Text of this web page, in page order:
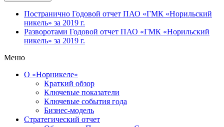
Постранично Годовой отчет ПАО «ГМК «Норильский
никель» за 2019 г.
Разворотами Годовой отчет ПАО «ГМК «Норильский
никель» за 2019 г.
Меню
О «Норникеле»
Краткий обзор
Ключевые показатели
Ключевые события года
Бизнес-модель
Стратегический отчет